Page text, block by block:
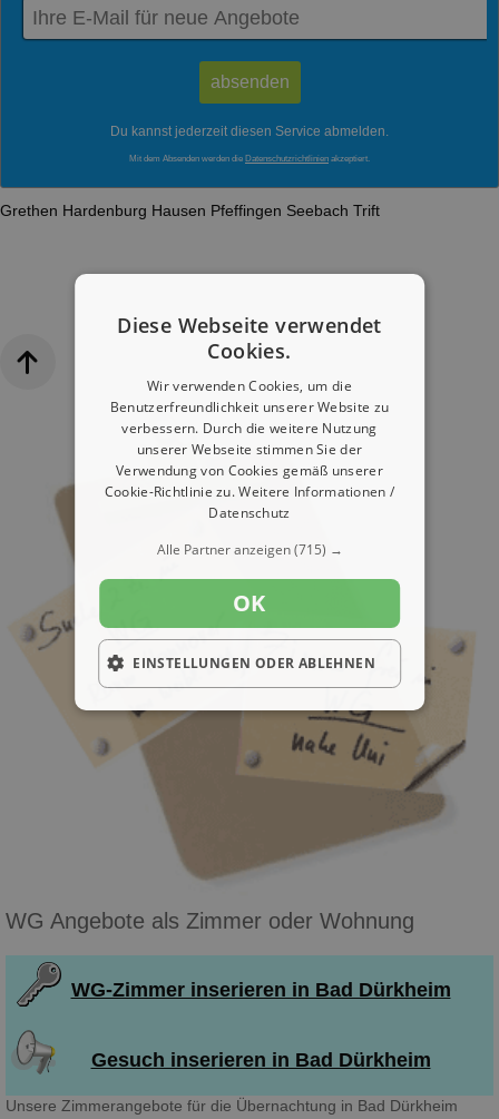
Du kannst jederzeit diesen Service abmelden.
Mit dem Absenden werden die Datenschutzrichtlinien akzeptiert.
Grethen Hardenburg Hausen Pfeffingen Seebach Trift
WG Angebote als Zimmer oder Wohnung
WG-Zimmer inserieren in Bad Dürkheim
Gesuch inserieren in Bad Dürkheim
Unsere Zimmerangebote für die Übernachtung in Bad Dürkheim
Diese Webseite verwendet
Cookies.
Wir verwenden Cookies, um die
Benutzerfreundlichkeit unserer Website zu
verbessern. Durch die weitere Nutzung
unserer Webseite stimmen Sie der
Verwendung von Cookies gemäß unserer
Cookie-Richtlinie zu.Weitere Informationen /
Datenschutz
Alle Partner anzeigen(715) →
OK
EINSTELLUNGEN ODER ABLEHNEN